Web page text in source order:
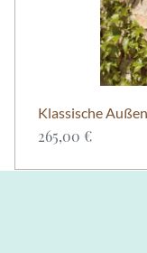
265,00 €